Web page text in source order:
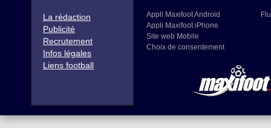
La rédaction
Publicité
Recrutement
Infos légales
Liens football
Appli Maxifoot Android
Appli Maxifoot iPhone
Site web Mobile
Choix de consentement